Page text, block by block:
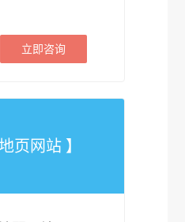
立即咨询
页网站 】